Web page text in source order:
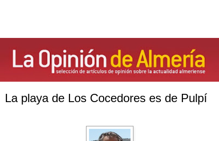
La playa de Los Cocedores es de Pulpí